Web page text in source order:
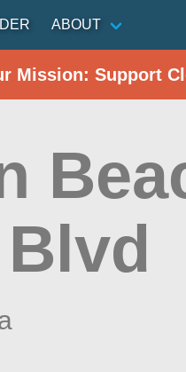
ABOUT
Mission: Support